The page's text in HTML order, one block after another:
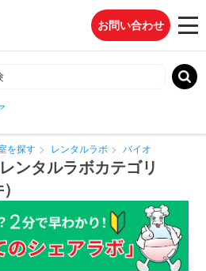
お問い合わせ
を探す レンタルラボ バイオ
ンタルラボカテゴリ